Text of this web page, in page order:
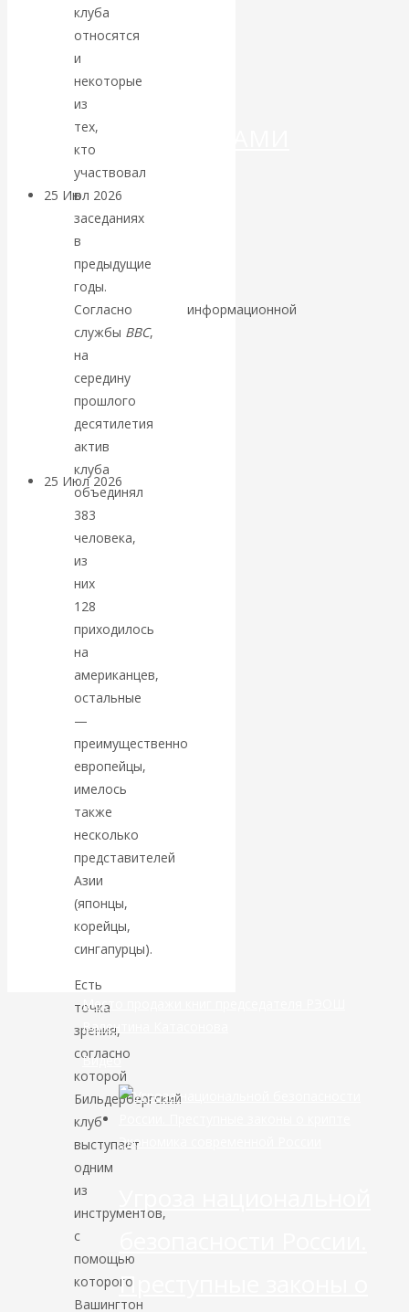
ДЕНЕГ»: КИТАЙ
ВЕДЁТ БОРЬБУ
КРИПТОВАЛЮТАМИ
25 Июл 2026
Валентин
КАтасонов.
Может ли
Америка
покинуть НАТО?
25 Июл 2026
интервью и беседы
«Об этом
молчат»:
экономист
Валентин
Катасонов
считает, что
кризис в
банковской
сфере России
уже начался
клуба
относятся
и
некоторые
из
тех,
кто
участвовал
в
заседаниях
в
предыдущие
годы.
Согласно
информационной
службы ВВС,
на
середину
прошлого
десятилетия
актив
клуба
объединял
383
человека,
из
них
128
приходилось
на
американцев,
остальные
—
преимущественно
европейцы,
имелось
также
несколько
представителей
Азии
(японцы,
корейцы,
сингапурцы).
Есть
точка
зрения,
согласно
которой
Бильдербергский
клуб
выступает
одним
из
инструментов,
с
помощью
которого
Вашингтон
Место продажи книг председателя РЭОШ
Валентина Катасонова
Видео
Экономика современной России
Преступные законы о